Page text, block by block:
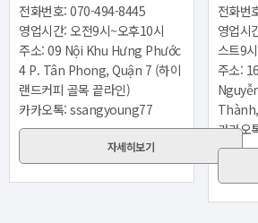
전화번호: 070-494-8445
영업시간: 오전9시~오후10시
주소: 09 Nội Khu Hưng Phước
4 P. Tân Phong, Quận 7 (하이
랜드커피 골목 끝라인)
카카오톡: ssangyoung77
자세히보기
전화번
영업시
스트9
주소:
카카오